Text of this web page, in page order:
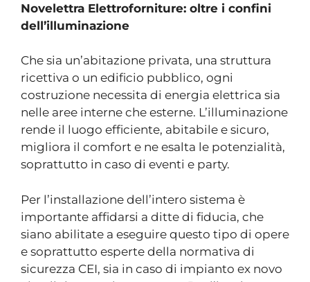
Novelettra Elettroforniture: oltre i confini
dell’illuminazione
Che sia un’abitazione privata, una struttura
ricettiva o un edificio pubblico, ogni
costruzione necessita di energia elettrica sia
nelle aree interne che esterne. L’illuminazione
rende il luogo efficiente, abitabile e sicuro,
migliora il comfort e ne esalta le potenzialità,
soprattutto in caso di eventi e party.
Per l’installazione dell’intero sistema è
importante affidarsi a ditte di fiducia, che
siano abilitate a eseguire questo tipo di opere
e soprattutto esperte della normativa di
sicurezza CEI, sia in caso di impianto ex novo